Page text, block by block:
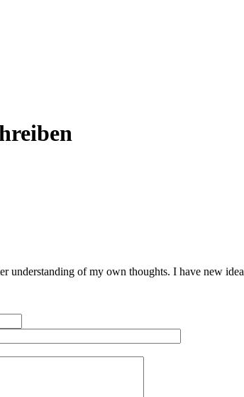
understanding of my own thoughts. I have new